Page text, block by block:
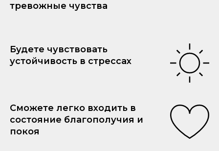
тревожные чувства
Будете чувствовать
устойчивость в стрессах
Сможете легко входить в
состояние благополучия и
покоя